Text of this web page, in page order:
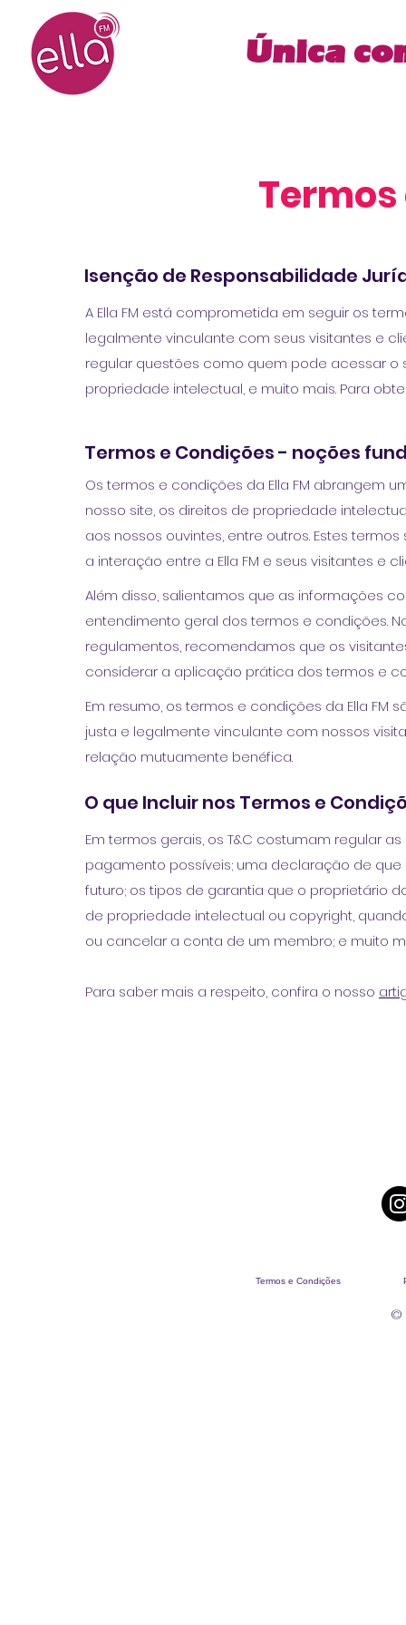
Única
Isenção de Responsabilidade
A Ella FM está comprometida em seguir os
legalmente vinculante com seus visitantes e
regular questões como quem pode acessar o
propriedade intelectual, e muito mais. Para
Termos e Condições - noções
Os termos e condições da Ella FM abrangem
nosso site, os direitos de propriedade
aos nossos ouvintes, entre outros. Estes
a interação entre a Ella FM e seus visitantes e
Além disso, salientamos que as informações
entendimento geral dos termos e condições.
regulamentos, recomendamos que os
considerar a aplicação prática dos termos e
Em resumo, os termos e condições da Ella
justa e legalmente vinculante com nossos
relação mutuamente benéfica.
O que Incluir nos Termos e
Em termos gerais, os T&C costumam regular
pagamento possíveis; uma declaração de
futuro; os tipos de garantia que o proprietário
de propriedade intelectual ou copyright,
ou cancelar a conta de um membro; e muito
Para saber mais a respeito, confira o nosso
Termos e Condições
©